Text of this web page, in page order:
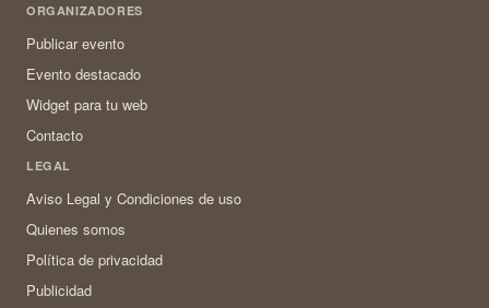
ORGANIZADORES
Publicar evento
Evento destacado
Widget para tu web
Contacto
LEGAL
Aviso Legal y Condiciones de uso
Quienes somos
Política de privacidad
Publicidad